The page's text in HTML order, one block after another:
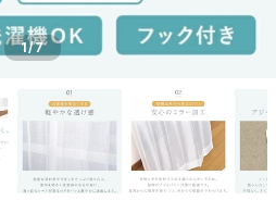
1/7